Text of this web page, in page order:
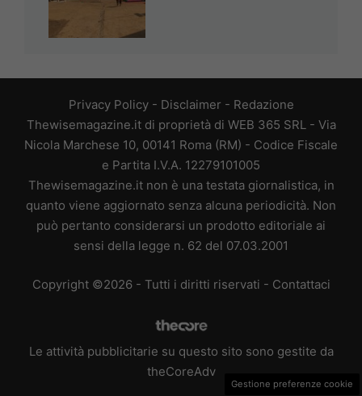
Privacy Policy- Disclaimer - Redazione
Thewisemagazine.it di proprietà di WEB 365 SRL - Via
Nicola Marchese 10, 00141 Roma (RM) - Codice Fiscale
e Partita I.V.A. 12279101005
Thewisemagazine.it non è una testata giornalistica, in
quanto viene aggiornato senza alcuna periodicità. Non
può pertanto considerarsi un prodotto editoriale ai
sensi della legge n. 62 del 07.03.2001
Copyright ©2026 - Tutti i diritti riservati - Contattaci
Le attività pubblicitarie su questo sito sono gestite da
theCoreAdv
Gestione preferenze cookie